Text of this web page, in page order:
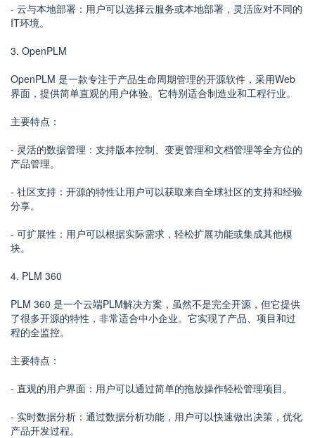
- 云与本地部署：用户可以选择云服务或本地部署，灵活应对不同的
IT环境。
3. OpenPLM
OpenPLM 是一款专注于产品生命周期管理的开源软件，采用Web
界面，提供简单直观的用户体验。它特别适合制造业和工程行业。
主要特点：
- 灵活的数据管理：支持版本控制、变更管理和文档管理等全方位的
产品管理。
- 社区支持：开源的特性让用户可以获取来自全球社区的支持和经验
分享。
- 可扩展性：用户可以根据实际需求，轻松扩展功能或集成其他模
块。
4. PLM 360
PLM 360 是一个云端PLM解决方案，虽然不是完全开源，但它提供
了很多开源的特性，非常适合中小企业。它实现了产品、项目和过
程的全监控。
主要特点：
- 直观的用户界面：用户可以通过简单的拖放操作轻松管理项目。
- 实时数据分析：通过数据分析功能，用户可以快速做出决策，优化
产品开发过程。